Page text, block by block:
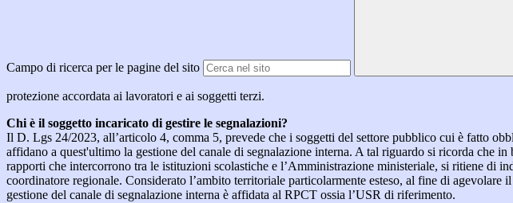
Campo di ricerca per le pagine del sito
protezione accordata ai lavoratori e ai soggetti terzi.
Chi è il soggetto incaricato di gestire le segnalazioni?
Il D. Lgs 24/2023, all’articolo 4, comma 5, prevede che i soggetti del settore pubblico cui è fatto
affidano a quest'ultimo la gestione del canale di segnalazione interna. A tal riguardo si ricorda che
rapporti che intercorrono tra le istituzioni scolastiche e l’Amministrazione ministeriale, si ritiene
coordinatore regionale. Considerato l’ambito territoriale particolarmente esteso, al fine di
gestione del canale di segnalazione interna è affidata al RPCT ossia l’USR di riferimento.